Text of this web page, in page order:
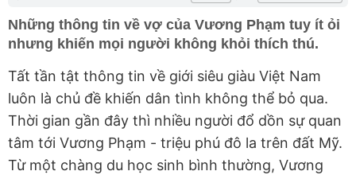
Những thông tin về vợ của Vương Phạm tuy ít ỏi
nhưng khiến mọi người không khỏi thích thú.
Tất tần tật thông tin về giới siêu giàu Việt Nam
luôn là chủ đề khiến dân tình không thể bỏ qua.
Thời gian gần đây thì nhiều người đổ dồn sự quan
tâm tới Vương Phạm - triệu phú đô la trên đất Mỹ.
Từ một chàng du học sinh bình thường, Vương